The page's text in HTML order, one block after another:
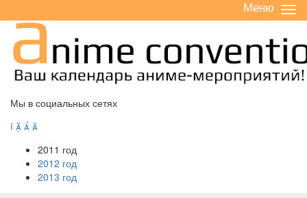
/
Меню
Мы в социальных сетях
   
2011 год
2012 год
2013 год